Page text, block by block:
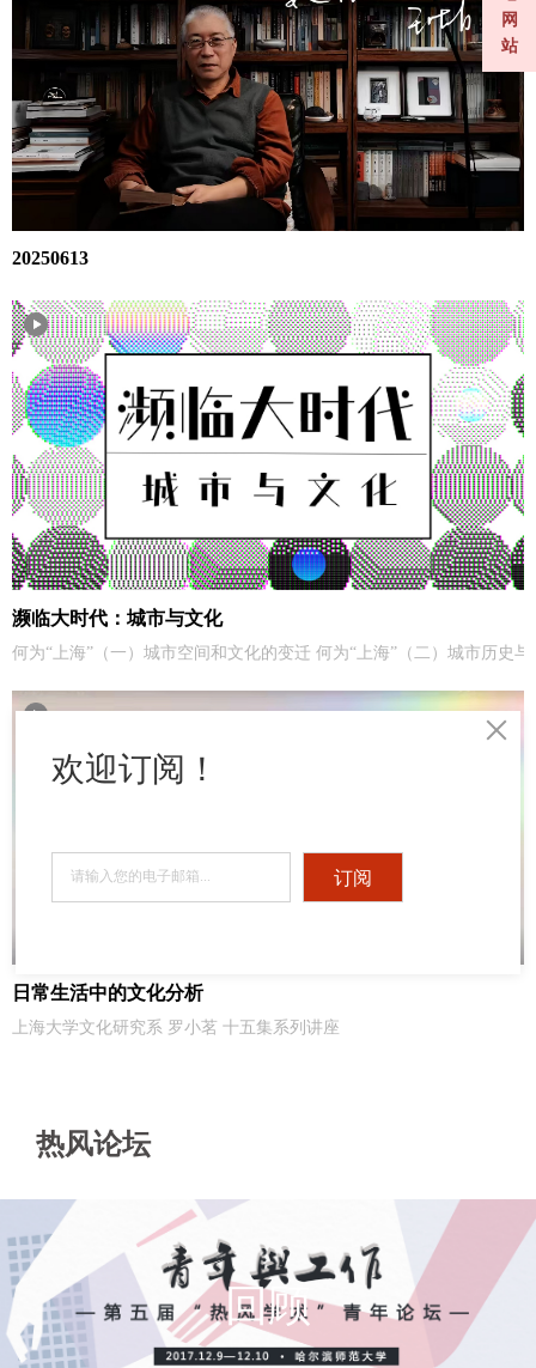
网
站
欢迎订阅！
订阅
20250613
濒临大时代：城市与文化
何为“上海”（一）城市空间和文化的变迁 何为“上海
日常生活中的文化分析
上海大学文化研究系 罗小茗 十五集系列讲座
热风论坛
回顾